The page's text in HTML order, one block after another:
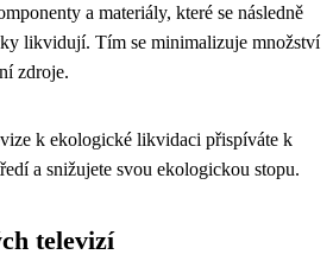
a materiály, které se následně
likvidují. Tím se minimalizuje množství
zdroje.
k ekologické likvidaci přispíváte k
a snižujete svou ekologickou stopu.
televizí